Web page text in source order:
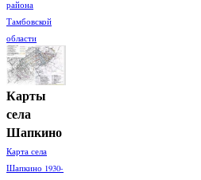
района
Тамбовской
области
Карты
села
Шапкино
Карта села
Шапкино 1930-